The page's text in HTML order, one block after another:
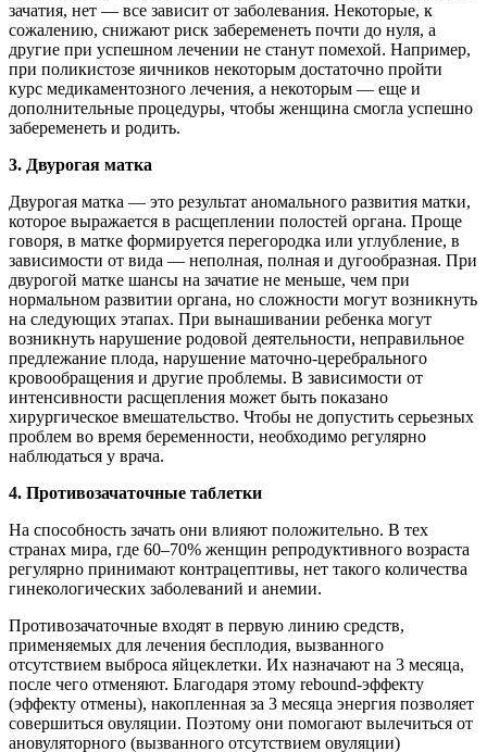
зачатия, нет — все зависит от заболевания. Некоторые, к
сожалению, снижают риск забеременеть почти до нуля, а
другие при успешном лечении не станут помехой. Например,
при поликистозе яичников некоторым достаточно пройти
курс медикаментозного лечения, а некоторым — еще и
дополнительные процедуры, чтобы женщина смогла успешно
забеременеть и родить.
3. Двурогая матка
Двурогая матка — это результат аномального развития матки,
которое выражается в расщеплении полостей органа. Проще
говоря, в матке формируется перегородка или углубление, в
зависимости от вида — неполная, полная и дугообразная. При
двурогой матке шансы на зачатие не меньше, чем при
нормальном развитии органа, но сложности могут возникнуть
на следующих этапах. При вынашивании ребенка могут
возникнуть нарушение родовой деятельности, неправильное
предлежание плода, нарушение маточно-церебрального
кровообращения и другие проблемы. В зависимости от
интенсивности расщепления может быть показано
хирургическое вмешательство. Чтобы не допустить серьезных
проблем во время беременности, необходимо регулярно
наблюдаться у врача.
4. Противозачаточные таблетки
На способность зачать они влияют положительно. В тех
странах мира, где 60–70% женщин репродуктивного возраста
регулярно принимают контрацептивы, нет такого количества
гинекологических заболеваний и анемии.
Противозачаточные входят в первую линию средств,
применяемых для лечения бесплодия, вызванного
отсутствием выброса яйцеклетки. Их назначают на 3 месяца,
после чего отменяют. Благодаря этому rebound-эффекту
(эффекту отмены), накопленная за 3 месяца энергия позволяет
совершиться овуляции. Поэтому они помогают вылечиться от
ановуляторного (вызванного отсутствием овуляции)